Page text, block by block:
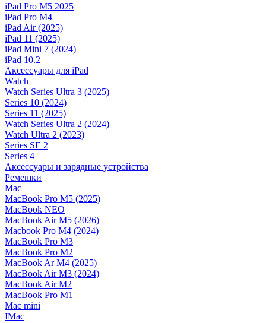
iPad Pro M5 2025
iPad Pro M4
iPad Air (2025)
iPad 11 (2025)
iPad Mini 7 (2024)
iPad 10.2
Аксессуары для iPad
Watch
Watch Series Ultra 3 (2025)
Series 10 (2024)
Series 11 (2025)
Watch Series Ultra 2 (2024)
Watch Ultra 2 (2023)
Series SE 2
Series 4
Аксессуары и зарядные устройства
Ремешки
Mac
MacBook Pro M5 (2025)
MacBook NEO
MacBook Air M5 (2026)
Macbook Pro M4 (2024)
MacBook Pro M3
MacBook Pro M2
MacBook Ar M4 (2025)
MacBook Air M3 (2024)
MacBook Air M2
MacBook Pro M1
Mac mini
IMac